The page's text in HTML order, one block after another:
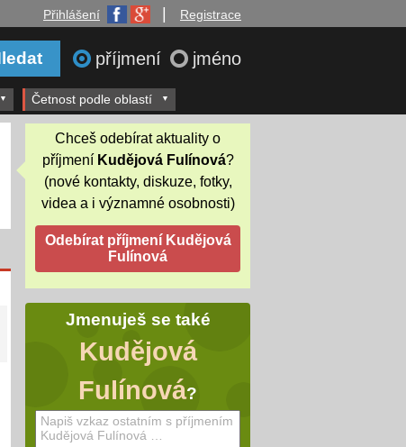
Přihlášení Registrace
příjmení jméno
Četnost podle oblastí
Chceš odebírat aktuality o
příjmení Kudějová Fulínová?
(nové kontakty, diskuze, fotky,
videa a i významné osobnosti)
Jmenuješ se také
Kudějová
Fulínová?